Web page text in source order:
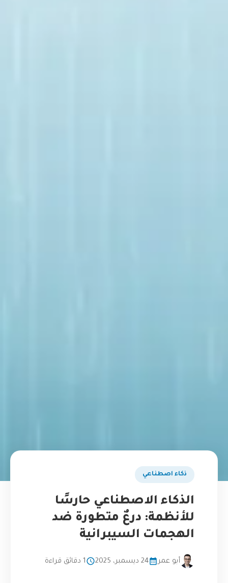
ذكاء اصطناعي
الذكاء الاصطناعي حارسًا
للأنظمة: درعٌ متطورة ضد
الهجمات السيبرانية
أبو عمر 24 ديسمبر، 2025 1 دقائق قراءة